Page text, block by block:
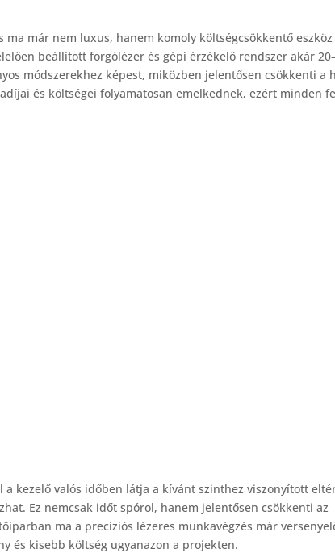
már nem luxus, hanem komoly költségcsökkentő eszköz
beállított forgólézer és gépi érzékelő rendszer akár
módszerekhez képest, miközben jelentősen csökkenti a
és költségei folyamatosan emelkednek, ezért minden
a kezelő valós időben látja a kívánt szinthez viszonyított
Ez nemcsak időt spórol, hanem jelentősen csökkenti az
ma a precíziós lézeres munkavégzés már
és kisebb költség ugyanazon a projekten.